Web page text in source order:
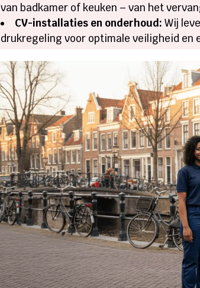
van badkamer of keuken – van het
CV-installaties en onderhoud: Wij
drukregeling voor optimale veiligheid en